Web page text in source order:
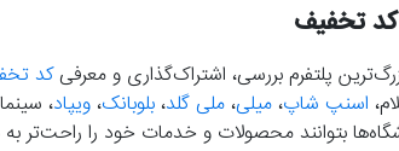
تخفیف
پلتفرم بررسی، اشتراک‌گذاری و معرفیکد
اسنپ شاپ، میلی، ملی گلد، بلوبانک، ویپاد،
بتوانند محصولات و خدمات خود را راحت‌تر به